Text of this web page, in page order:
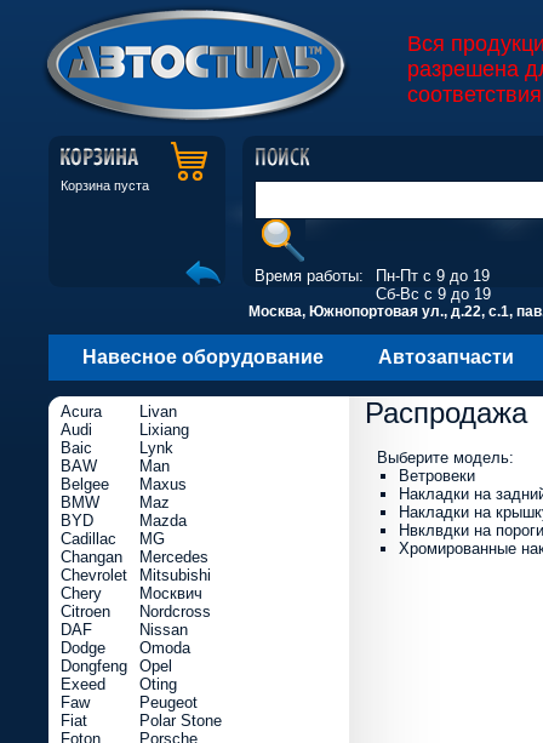
Вся
разрешена
Корзина пуста
Время работы:
Пн-Пт с 9 до 19
Сб-Вс с 9 до 19
Москва, Южнопортовая ул., д.22, с.1,
Навесное оборудование Автозапчасти
Распродажа
Выберите модель:
Ветровеки
Накладки на
Накладки на
Нвклвдки на пороги
Хромированные
Acura
Audi
Baic
BAW
Belgee
BMW
BYD
Cadillac
Changan
Chevrolet
Chery
Citroen
DAF
Dodge
Dongfeng
Exeed
Faw
Fiat
Foton
Livan
Lixiang
Lynk
Man
Maxus
Maz
Mazda
MG
Mercedes
Mitsubishi
Москвич
Nordcross
Nissan
Omoda
Opel
Oting
Peugeot
Polar Stone
Porsche